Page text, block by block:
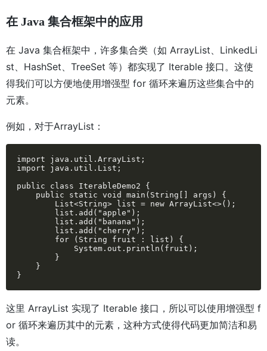
在 Java 集合框架中的应用
在 Java 集合框架中，许多集合类（如 ArrayList、LinkedLi
st、HashSet、TreeSet 等）都实现了 Iterable 接口。这使
得我们可以方便地使用增强型 for 循环来遍历这些集合中的
元素。
例如，对于ArrayList：
import java.util.ArrayList;
import java.util.List;
public class IterableDemo2 {
public static void main(String[] args) {
List<String> list = new ArrayList<>();
list.add("apple");
list.add("banana");
list.add("cherry");
for (String fruit : list) {
System.out.println(fruit);
}
}
}
这里 ArrayList 实现了 Iterable 接口，所以可以使用增强型 f
or 循环来遍历其中的元素，这种方式使得代码更加简洁和易
读。